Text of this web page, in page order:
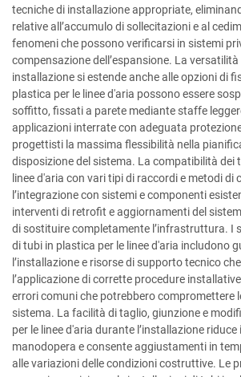
tecniche di installazione appropriate,
relative all’accumulo di sollecitazioni e al
fenomeni che possono verificarsi in sistemi
compensazione dell’espansione. La
installazione si estende anche alle opzioni di
plastica per le linee d'aria possono essere
soffitto, fissati a parete mediante staffe
applicazioni interrate con adeguata
progettisti la massima flessibilità nella
disposizione del sistema. La compatibilità dei
linee d'aria con vari tipi di raccordi e metodi di
l’integrazione con sistemi e componenti
interventi di retrofit e aggiornamenti del
di sostituire completamente l’infrastruttura. I
di tubi in plastica per le linee d'aria includono
l’installazione e risorse di supporto tecnico
l’applicazione di corrette procedure
errori comuni che potrebbero compromettere
sistema. La facilità di taglio, giunzione e
per le linee d'aria durante l’installazione riduce
manodopera e consente aggiustamenti in
alle variazioni delle condizioni costruttive. Le